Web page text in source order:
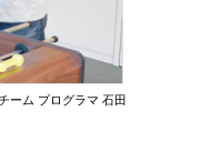
ーム プログラマ 石田